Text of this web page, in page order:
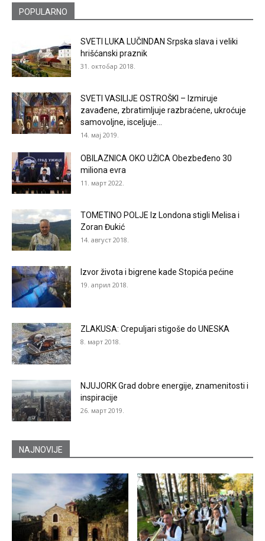
POPULARNO
SVETI LUKA LUČINDAN Srpska slava i veliki
hrišćanski praznik
31. октобар 2018.
SVETI VASILIJE OSTROŠKI – Izmiruje
zavađene, zbratimljuje razbraćene, ukroćuje
samovoljne, isceljuje...
14. мај 2019.
OBILAZNICA OKO UŽICA Obezbeđeno 30
miliona evra
11. март 2022.
TOMETINO POLJE Iz Londona stigli Melisa i
Zoran Đukić
14. август 2018.
Izvor života i bigrene kade Stopića pećine
19. април 2018.
ZLAKUSA: Crepuljari stigoše do UNESKA
8. март 2018.
NJUJORK Grad dobre energije, znamenitosti i
inspiracije
26. март 2019.
NAJNOVIJE